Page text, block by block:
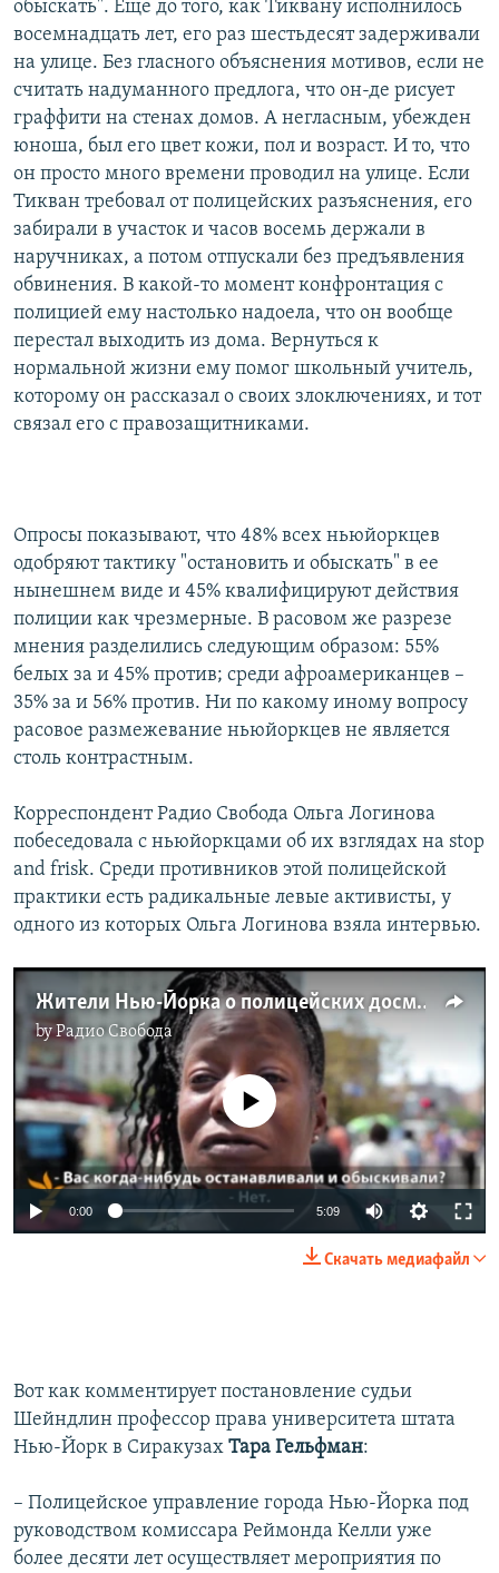
обыскать". Еще до того, как Тиквану исполнилось
восемнадцать лет, его раз шестьдесят задерживали
на улице. Без гласного объяснения мотивов, если не
считать надуманного предлога, что он-де рисует
граффити на стенах домов. А негласным, убежден
юноша, был его цвет кожи, пол и возраст. И то, что
он просто много времени проводил на улице. Если
Тикван требовал от полицейских разъяснения, его
забирали в участок и часов восемь держали в
наручниках, а потом отпускали без предъявления
обвинения. В какой-то момент конфронтация с
полицией ему настолько надоела, что он вообще
перестал выходить из дома. Вернуться к
нормальной жизни ему помог школьный учитель,
которому он рассказал о своих злоключениях, и тот
связал его с правозащитниками.
Опросы показывают, что 48% всех ньюйоркцев
одобряют тактику "остановить и обыскать" в ее
нынешнем виде и 45% квалифицируют действия
полиции как чрезмерные. В расовом же разрезе
мнения разделились следующим образом: 55%
белых за и 45% против; среди афроамериканцев –
35% за и 56% против. Ни по какому иному вопросу
расовое размежевание ньюйоркцев не является
столь контрастным.
Корреспондент Радио Свобода Ольга Логинова
побеседовала с ньюйоркцами об их взглядах на stop
and frisk. Среди противников этой полицейской
практики есть радикальные левые активисты, у
одного из которых Ольга Логинова взяла интервью.
Жители Нью-Йорка о полицейских досмотрах
byРадио Свобода
No media source currently available
0:00 5:09
Скачать медиафайл
Вот как комментирует постановление судьи
Шейндлин профессор права университета штата
Нью-Йорк в Сиракузах Тара Гельфман:
– Полицейское управление города Нью-Йорка под
руководством комиссара Реймонда Келли уже
более десяти лет осуществляет мероприятия по